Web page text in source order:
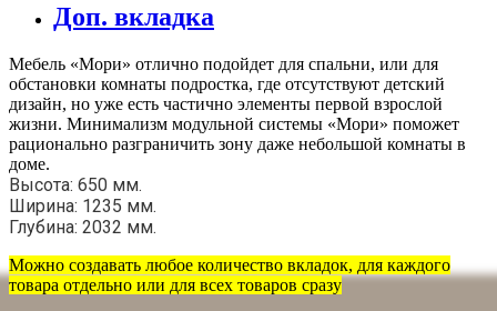
Доп. вкладка
Мебель «Мори» отлично подойдет для спальни, или для
обстановки комнаты подростка, где отсутствуют детский
дизайн, но уже есть частично элементы первой взрослой
жизни. Минимализм модульной системы «Мори» поможет
рационально разграничить зону даже небольшой комнаты в
доме.
Высота: 650 мм.
Ширина: 1235 мм.
Глубина: 2032 мм.
Можно создавать любое количество вкладок, для каждого
товара отдельно или для всех товаров сразу